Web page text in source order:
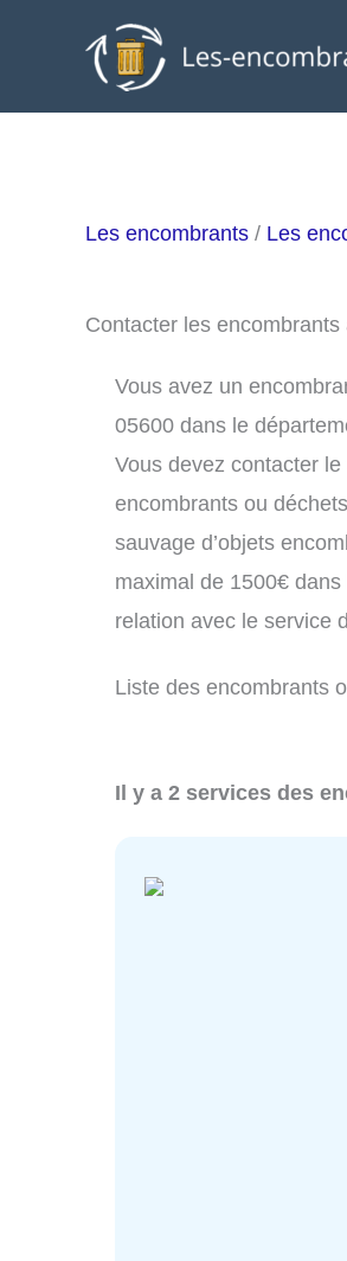
Les encombrants / Les
Contacter les
Vous avez un
05600 dans le
Vous devez contacter
encombrants ou
sauvage d’objets
maximal de 1500€
relation avec le service
Liste des encombrants
Il y a 2 services des